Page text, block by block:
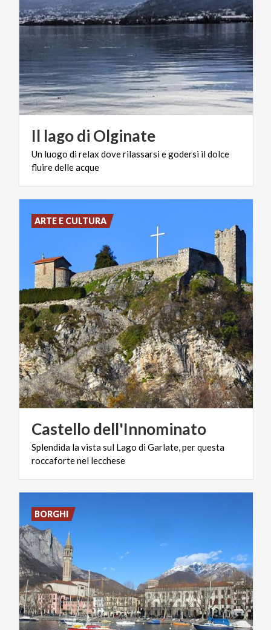
Il lagodi Olginate
Un luogo direlax doverilassarsiegodersi ildolce
fluiredelleacque
Castellodell'Innominato
Splendida lavistasul Lago diGarlate,perquesta
roccafortenel lecchese
ARTE E CULTURA
BORGHI